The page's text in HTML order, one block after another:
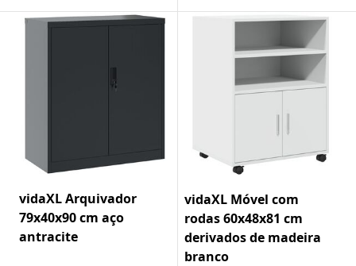
vidaXL Arquivador
79x40x90 cm aço
antracite
vidaXL Móvel com
rodas 60x48x81 cm
derivados de madeira
branco